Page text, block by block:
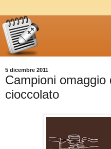
5 dicembre 2011
Campioni omaggio
cioccolato